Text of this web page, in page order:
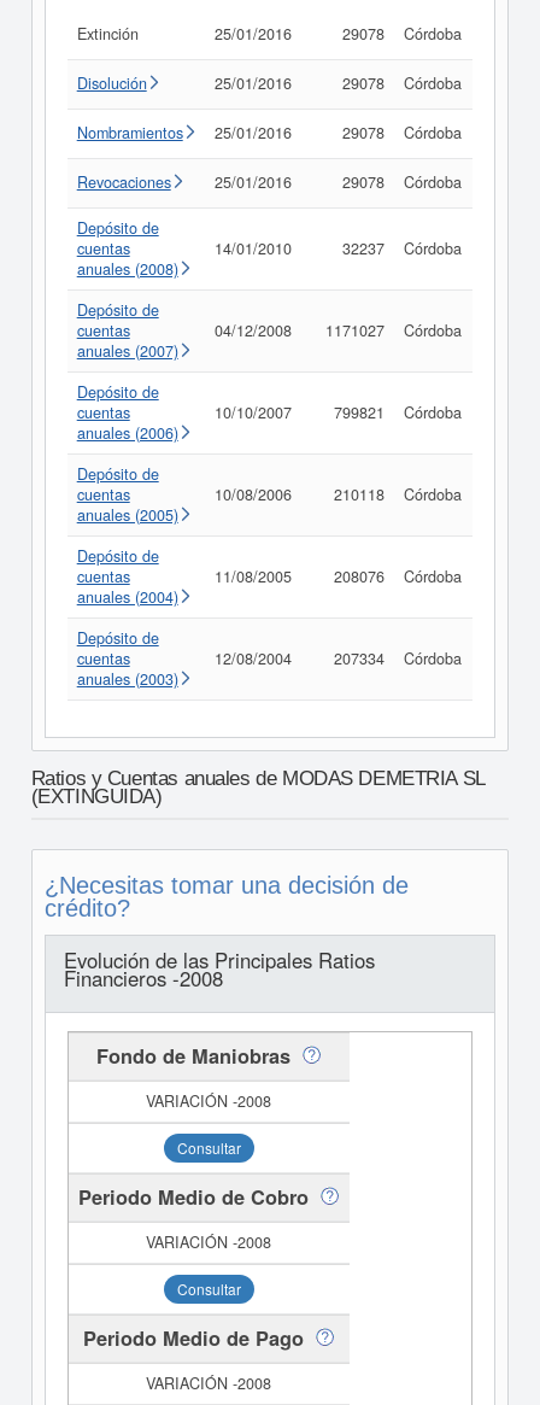
Extinción 25/01/2016 29078 Córdoba
Disolución 25/01/2016 29078 Córdoba
Nombramientos 25/01/2016 29078 Córdoba
Revocaciones 25/01/2016 29078 Córdoba
Depósito de
cuentas
anuales (2008)
14/01/2010 32237 Córdoba
Depósito de
cuentas
anuales (2007)
04/12/2008 1171027 Córdoba
Depósito de
cuentas
anuales (2006)
10/10/2007 799821 Córdoba
Depósito de
cuentas
anuales (2005)
10/08/2006 210118 Córdoba
Depósito de
cuentas
anuales (2004)
11/08/2005 208076 Córdoba
Depósito de
cuentas
anuales (2003)
12/08/2004 207334 Córdoba
Ratios y Cuentas anuales de MODAS DEMETRIA SL
(EXTINGUIDA)
¿Necesitas tomar una decisión de
crédito?
Evolución de las Principales Ratios
Financieros -2008
Fondo de Maniobras
Consultar
Periodo Medio de Cobro
Consultar
Periodo Medio de Pago